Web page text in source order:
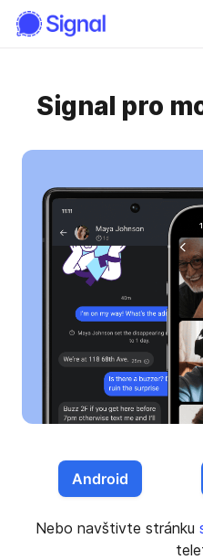
Signal pro
Android
Nebo navštivte stránku